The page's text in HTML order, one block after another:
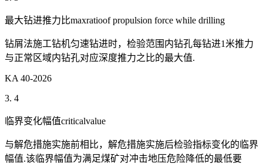
最大钻进推力比maxratioof propulsion force while drilling
钻屑法施工钻机匀速钻进时，检验范围内钻孔每钻进1米推力
与正常区域内钻孔对应深度推力之比的最大值.
KA 40-2026
3. 4
临界变化幅值criticalvalue
与解危措施实施前相比，解危措施实施后检验指标变化的临界
幅值.该临界幅值为满足煤矿对冲击地压危险降低的最低要